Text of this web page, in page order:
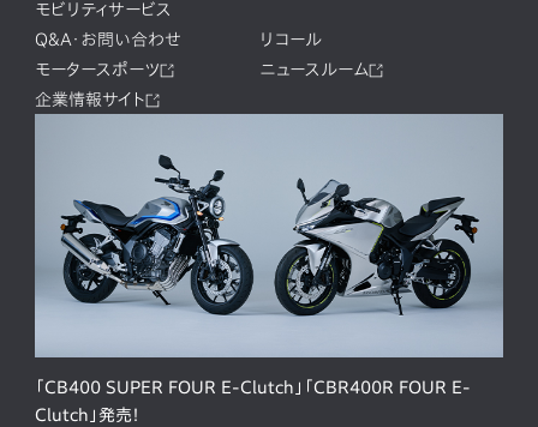
モビリティサービス
Q&A・お問い合わせ
リコール
モータースポーツ
ニュースルーム
企業情報サイト
「CB400 SUPER FOUR E-Clutch」「CBR400R FOUR E-
Clutch」発売！